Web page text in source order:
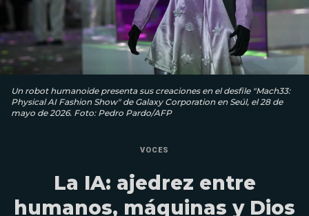
Un robot humanoide presenta sus creaciones en el desfile "Mach33:
Physical AI Fashion Show" de Galaxy Corporation en Seúl, el 28 de
mayo de 2026. Foto: Pedro Pardo/AFP
VOCES
La IA: ajedrez entre
humanos, máquinas y Dios